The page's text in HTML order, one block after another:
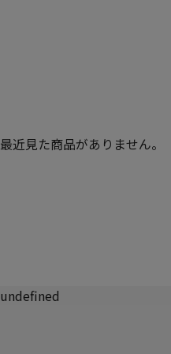
最近見た商品がありません。
undefined